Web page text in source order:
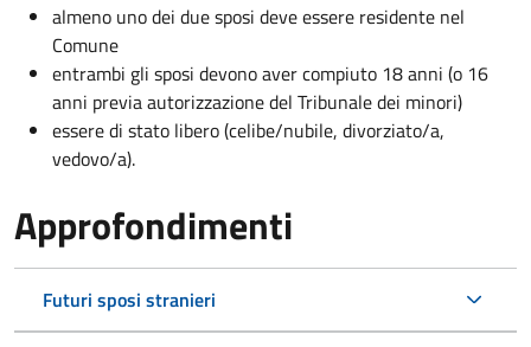
almeno uno dei due sposi deve essere residente nel
Comune
entrambi gli sposi devono aver compiuto 18 anni (o 16
anni previa autorizzazione del Tribunale dei minori)
essere di stato libero (celibe/nubile, divorziato/a,
vedovo/a).
Approfondimenti
Futuri sposi stranieri